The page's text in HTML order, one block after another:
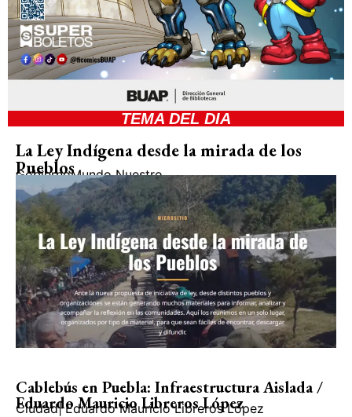
TEMA DEL DIA
La Ley Indígena desde la mirada de los
Pueblos
GobiernoMundo Nuestro
Cablebús en Puebla: Infraestructura Aislada /
Eduardo Mauricio Libreros López
Ciudad| Eduardo Mauricio Libreros López